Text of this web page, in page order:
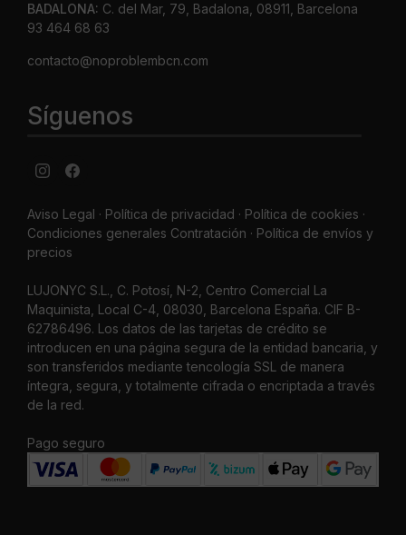
BADALONA: C. del Mar, 79, Badalona, 08911, Barcelona
93 464 68 63
contacto@noproblembcn.com
Síguenos
Aviso Legal · Política de privacidad · Política de cookies ·
Condiciones generales Contratación · Política de envíos y
precios
LUJONYC S.L., C. Potosí, N-2, Centro Comercial La
Maquinista, Local C-4, 08030, Barcelona España. CIF B-
62786496. Los datos de las tarjetas de crédito se
introducen en una página segura de la entidad bancaria, y
son transferidos mediante tencología SSL de manera
íntegra, segura, y totalmente cifrada o encriptada a través
de la red.
Pago seguro